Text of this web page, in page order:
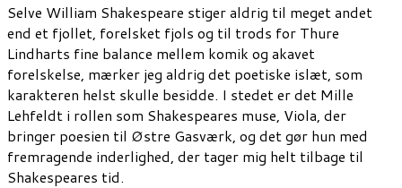
Selve William Shakespeare stiger aldrig til meget andet
end et fjollet, forelsket fjols og til trods for Thure
Lindharts fine balance mellem komik og akavet
forelskelse, mærker jeg aldrig det poetiske islæt, som
karakteren helst skulle besidde. I stedet er det Mille
Lehfeldt i rollen som Shakespeares muse, Viola, der
bringer poesien til Østre Gasværk, og det gør hun med
fremragende inderlighed, der tager mig helt tilbage til
Shakespeares tid.